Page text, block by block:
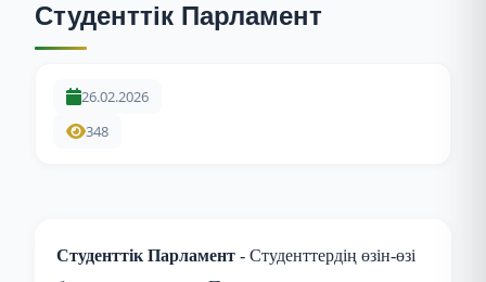
Студенттік Парламент
26.02.2026
348
Студенттік Парламент - Студенттердің өзін-өзі